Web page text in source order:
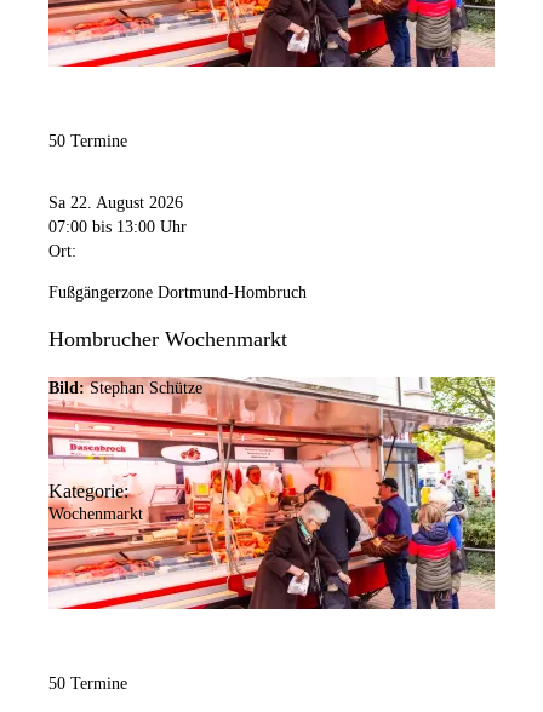
50 Termine
Sa 22. August 2026
07:00 bis 13:00 Uhr
Ort:
Fußgängerzone Dortmund-Hombruch
Hombrucher Wochenmarkt
Bild: Stephan Schütze
Kategorie:
Wochenmarkt
50 Termine